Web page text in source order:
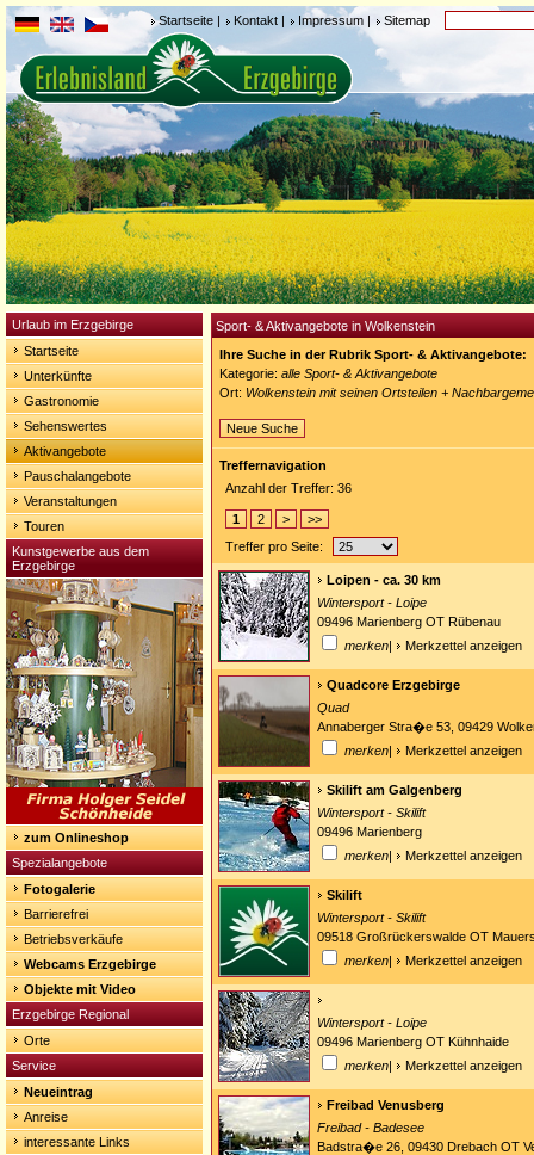
Startseite | Kontakt | Impressum | Sitemap
Urlaub im Erzgebirge
Startseite
Unterkünfte
Gastronomie
Sehenswertes
Aktivangebote
Pauschalangebote
Veranstaltungen
Touren
Kunstgewerbe aus dem
Erzgebirge
zum Onlineshop
Spezialangebote
Fotogalerie
Barrierefrei
Betriebsverkäufe
Webcams Erzgebirge
Objekte mit Video
Erzgebirge Regional
Orte
Service
Neueintrag
Anreise
interessante Links
Sport- & Aktivangebote in Wolkenstein
Ihre Suche in der Rubrik Sport- & Aktivangebote:
Kategorie: alle Sport- & Aktivangebote
Ort: Wolkenstein mit seinen Ortsteilen +
Neue Suche
Treffernavigation
Anzahl der Treffer: 36
1 2 >
>>
Treffer pro Seite:
Loipen - ca. 30 km
Wintersport - Loipe
09496 Marienberg OT Rübenau
merken| Merkzettel anzeigen
Quadcore Erzgebirge
Quad
Annaberger Stra�e 53, 09429
merken| Merkzettel anzeigen
Skilift am Galgenberg
Wintersport - Skilift
09496 Marienberg
merken| Merkzettel anzeigen
Skilift
Wintersport - Skilift
09518 Großrückerswalde OT
merken| Merkzettel anzeigen
Wintersport - Loipe
09496 Marienberg OT Kühnhaide
merken| Merkzettel anzeigen
Freibad Venusberg
Freibad - Badesee
Badstra�e 26, 09430 Drebach OT